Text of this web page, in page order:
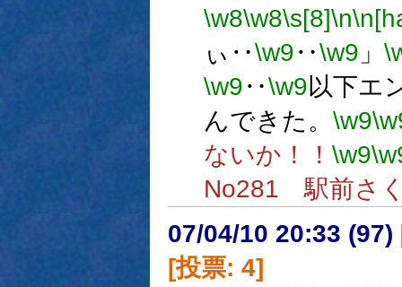
\w8\w8\s[8]\n
ぃ‥\w9‥\w9 」
\w9‥\w9以下エ
んできた。 \w9
ないか！！ \w9
No281 駅前さ
07/04/10 20:33 (97)
[投票: 4]